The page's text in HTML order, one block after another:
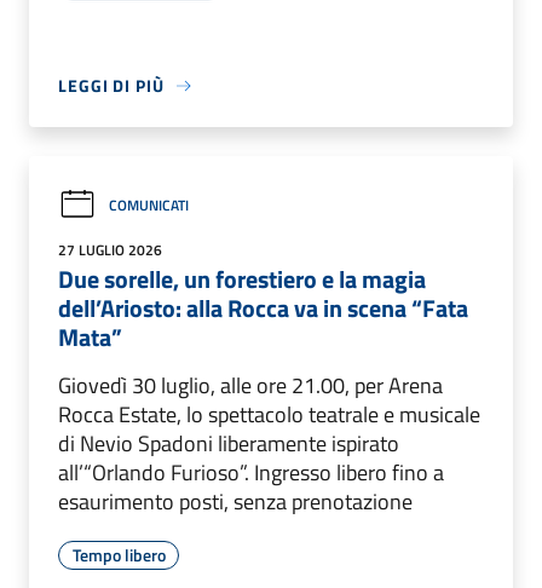
LEGGI DI PIÙ
COMUNICATI
27 LUGLIO 2026
Due sorelle, un forestiero e la magia
dell’Ariosto: alla Rocca va in scena “Fata
Mata”
Giovedì 30 luglio, alle ore 21.00, per Arena
Rocca Estate, lo spettacolo teatrale e musicale
di Nevio Spadoni liberamente ispirato
all’“Orlando Furioso”. Ingresso libero fino a
esaurimento posti, senza prenotazione
Tempo libero